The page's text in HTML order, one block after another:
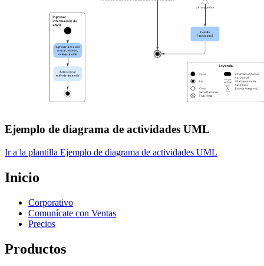
Ejemplo de diagrama de actividades UML
Ir a la plantilla Ejemplo de diagrama de actividades UML
Inicio
Corporativo
Comunícate con Ventas
Precios
Productos